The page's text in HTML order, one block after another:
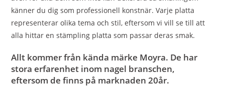
känner du dig som professionell konstnär. Varje platta
representerar olika tema och stil, eftersom vi vill se till att
alla hittar en stämpling platta som passar deras smak.
Allt kommer från kända märke Moyra. De har
stora erfarenhet inom nagel branschen,
eftersom de finns på marknaden 20år.